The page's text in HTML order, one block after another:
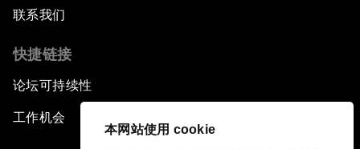
本网站使用 cookie
联系我们
快捷链接
论坛可持续性
工作机会